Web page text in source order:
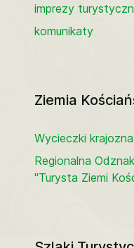
imprezy
komunikaty
Ziemia
Wycieczki
Regionalna
"Turysta Ziemi